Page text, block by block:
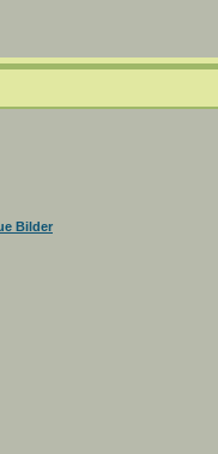
Bilder